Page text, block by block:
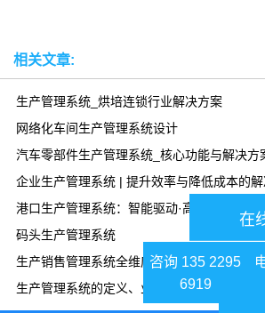
相关文章:
生产管理系统_烘培连锁行业解决方案
网络化车间生产管理系统设计
汽车零部件生产管理系统_核心功能与解决方
企业生产管理系统 | 提升效率与降低成本的
港口生产管理系统：智能驱动·高效协同
码头生产管理系统
生产销售管理系统全维度解析
生产管理系统的定义、业务流程、功能模块
在
咨询 135 2295
6919